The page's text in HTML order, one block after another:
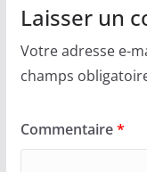
Laisser un
Votre adresse e-
champs
Commentaire*